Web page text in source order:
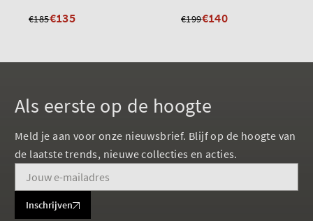
€185€135 €199€140
Als eerste op de hoogte
Meld je aan voor onze nieuwsbrief. Blijf op de hoogte van
de laatste trends, nieuwe collecties en acties.
Inschrijven